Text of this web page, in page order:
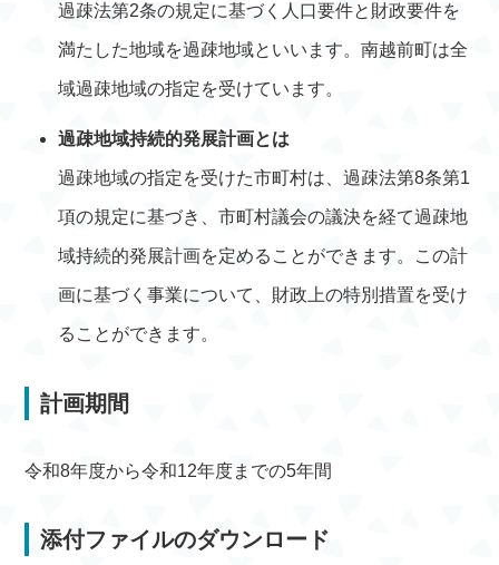
過疎法第2条の規定に基づく人口要件と財政要件を
満たした地域を過疎地域といいます。南越前町は全
域過疎地域の指定を受けています。
過疎地域持続的発展計画とは
過疎地域の指定を受けた市町村は、過疎法第8条第1
項の規定に基づき、市町村議会の議決を経て過疎地
域持続的発展計画を定めることができます。この計
画に基づく事業について、財政上の特別措置を受け
ることができます。
計画期間
令和8年度から令和12年度までの5年間
添付ファイルのダウンロード